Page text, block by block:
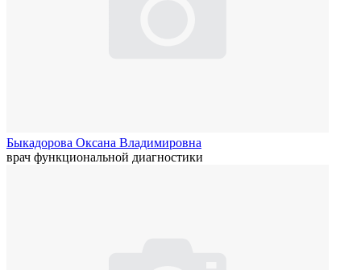
Быкадорова Оксана Владимировна
врач функциональной диагностики